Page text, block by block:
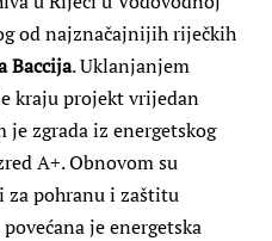
od najznačajnijih riječkih
Baccija. Uklanjanjem
kraju projekt vrijedan
zgrada iz energetskog
A+. Obnovom su
pohranu i zaštitu
je energetska